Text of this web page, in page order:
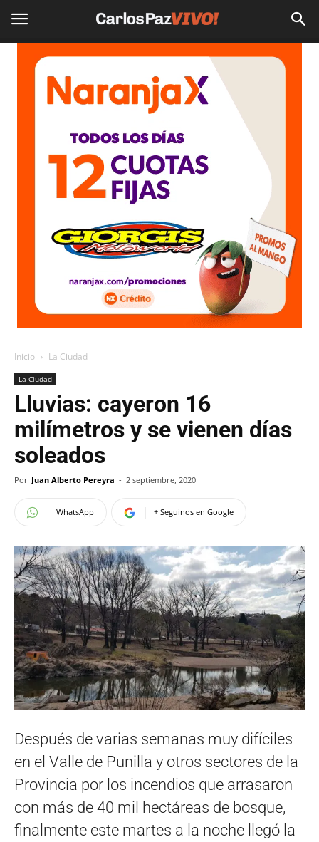
Inicio La Ciudad
La Ciudad
Lluvias: cayeron 16
milímetros y se vienen días
soleados
Por Juan Alberto Pereyra - 2 septiembre, 2020
WhatsApp + Seguinos en Google
Después de varias semanas muy difíciles
en el Valle de Punilla y otros sectores de la
Provincia por los incendios que arrasaron
con más de 40 mil hectáreas de bosque,
finalmente este martes a la noche llegó la